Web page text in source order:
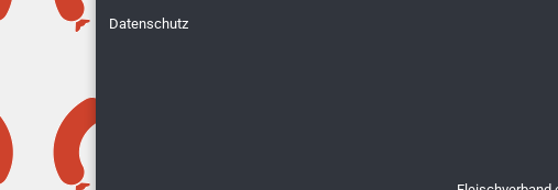
Datenschutz